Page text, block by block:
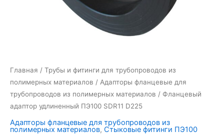
Главная / Трубы и фитинги для трубопроводов из
полимерных материалов / Адапторы фланцевые для
трубопроводов из полимерных материалов / Фланцевый
адаптор удлиненный ПЭ100 SDR11 D225
Адапторы фланцевые для трубопроводов из
полимерных материалов, Стыковые фитинги ПЭ100